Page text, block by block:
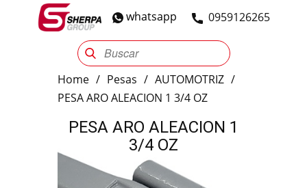
​0959126265
whatsapp
Sherpa Group Reencauche Automotriz
Home / Pesas / AUTOMOTRIZ /
PESA ARO ALEACION 1 3/4 OZ
PESA ARO ALEACION 1
3/4 OZ